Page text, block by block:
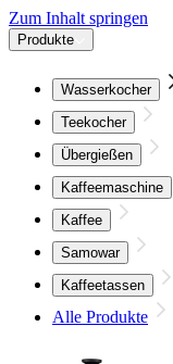
Zum Inhalt springen
Produkte
Wasserkocher
Teekocher
Übergießen
Kaffeemaschine
Kaffee
Samowar
Kaffeetassen
Alle Produkte